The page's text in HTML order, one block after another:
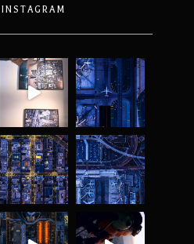
INSTAGRAM